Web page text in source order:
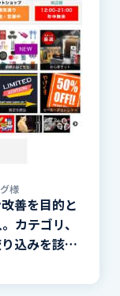
様
善を目的と
カテゴリ、
込みを該当